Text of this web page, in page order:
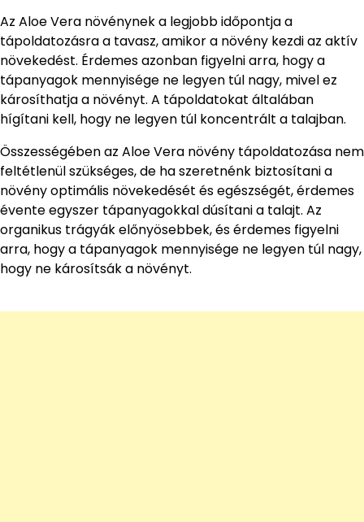
Az Aloe Vera növénynek a legjobb időpontja a
tápoldatozásra a tavasz, amikor a növény kezdi az aktív
növekedést. Érdemes azonban figyelni arra, hogy a
tápanyagok mennyisége ne legyen túl nagy, mivel ez
károsíthatja a növényt. A tápoldatokat általában
hígítani kell, hogy ne legyen túl koncentrált a talajban.
Összességében az Aloe Vera növény tápoldatozása nem
feltétlenül szükséges, de ha szeretnénk biztosítani a
növény optimális növekedését és egészségét, érdemes
évente egyszer tápanyagokkal dúsítani a talajt. Az
organikus trágyák előnyösebbek, és érdemes figyelni
arra, hogy a tápanyagok mennyisége ne legyen túl nagy,
hogy ne károsítsák a növényt.